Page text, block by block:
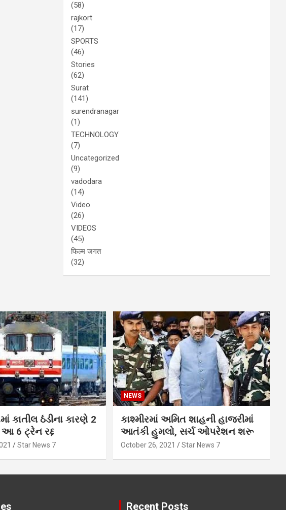
(58)
rajkort
(17)
SPORTS
(46)
Stories
(62)
Surat
(141)
surendranagar
(1)
TECHNOLOGY
(7)
Uncategorized
(9)
vadodara
(14)
Video
(26)
VIDEOS
(45)
फिल्म जगत
(32)
કાતીલ ઠંડીના કારણે 2
આ 6 ટ્રેન રદ્દ
Star News 7
NEWS
કાશ્મીરમાં અમિત શાહની હાજરીમાં
આતંકી હુમલો, સર્ચ ઓપરેશન શરૂ
October 26, 2021 Star News 7
Recent Posts